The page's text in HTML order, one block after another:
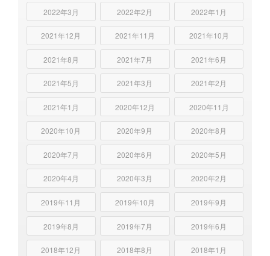
2022年3月 2022年2月 2022年1月
2021年12月 2021年11月 2021年10月
2021年8月 2021年7月 2021年6月
2021年5月 2021年3月 2021年2月
2021年1月 2020年12月 2020年11月
2020年10月 2020年9月 2020年8月
2020年7月 2020年6月 2020年5月
2020年4月 2020年3月 2020年2月
2019年11月 2019年10月 2019年9月
2019年8月 2019年7月 2019年6月
2018年12月 2018年8月 2018年1月